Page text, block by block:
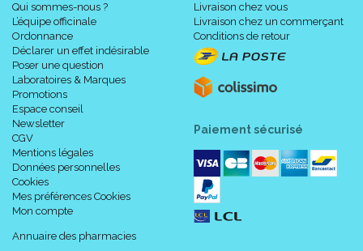
Qui sommes-nous ?
L’équipe officinale
Ordonnance
Déclarer un effet indésirable
Poser une question
Laboratoires & Marques
Promotions
Espace conseil
Newsletter
CGV
Mentions légales
Données personnelles
Cookies
Mes préférences Cookies
Mon compte
Annuaire des pharmacies
Livraison chez vous
Livraison chez un commerçant
Conditions de retour
Paiement sécurisé